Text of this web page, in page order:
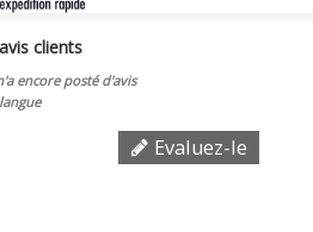
clients
encore posté d'avis
Evaluez-le